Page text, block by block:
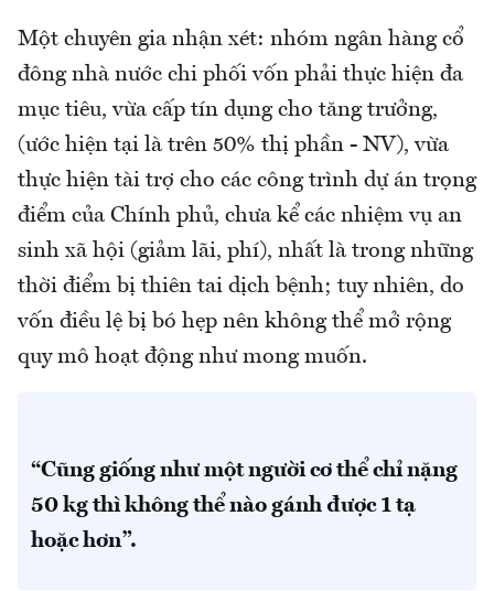
Một chuyên gia nhận xét: nhóm ngân hàng cổ
đông nhà nước chi phối vốn phải thực hiện đa
mục tiêu, vừa cấp tín dụng cho tăng trưởng,
(ước hiện tại là trên 50% thị phần - NV), vừa
thực hiện tài trợ cho các công trình dự án trọng
điểm của Chính phủ, chưa kể các nhiệm vụ an
sinh xã hội (giảm lãi, phí), nhất là trong những
thời điểm bị thiên tai dịch bệnh; tuy nhiên, do
vốn điều lệ bị bó hẹp nên không thể mở rộng
quy mô hoạt động như mong muốn.
“Cũng giống như một người cơ thể chỉ nặng
50 kg thì không thể nào gánh được 1 tạ
hoặc hơn”.